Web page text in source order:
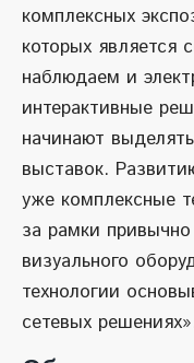
комплексных
которых является
наблюдаем и
интерактивные
начинают
выставок.
уже комплексные
за рамки
визуального
технологии
сетевых